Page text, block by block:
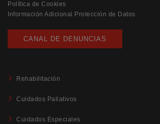
Política de Cookies
Información Adicional Protección de Datos
CANAL DE DENUNCIAS
Rehabilitación
Cuidados Paliativos
Cuidados Especiales